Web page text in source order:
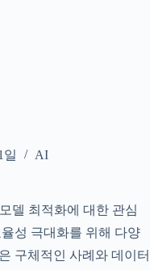
일 AI
델 최적화에 대한 관심
성 극대화를 위해 다양
구체적인 사례와 데이터